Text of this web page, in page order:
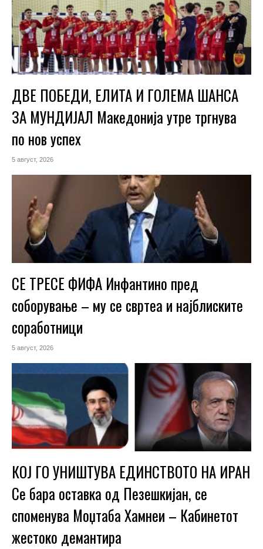
ДВЕ ПОБЕДИ, ЕЛИТА И ГОЛЕМА ШАНСА
ЗА МУНДИЈАЛ Македонија утре тргнува
по нов успех
5 август, 2026
СЕ ТРЕСЕ ФИФА Инфантино пред
соборување – му се свртеа и најблиските
соработници
5 август, 2026
КОЈ ГО УНИШТУВА ЕДИНСТВОТО НА ИРАН
Се бара оставка од Пезешкијан, се
споменува Моџтаба Хамнеи – Кабинетот
жестоко демантира